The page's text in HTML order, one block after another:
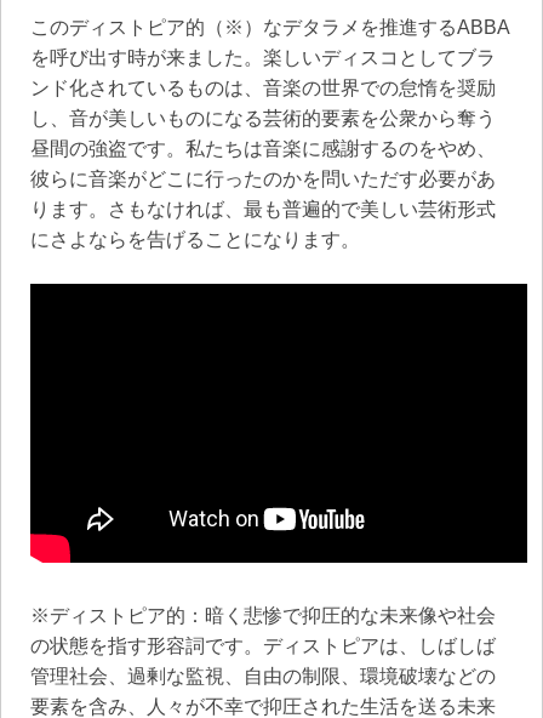
このディストピア的（※）なデタラメを推進するABBA
を呼び出す時が来ました。楽しいディスコとしてブラ
ンド化されているものは、音楽の世界での怠惰を奨励
し、音が美しいものになる芸術的要素を公衆から奪う
昼間の強盗です。私たちは音楽に感謝するのをやめ、
彼らに音楽がどこに行ったのかを問いただす必要があ
ります。さもなければ、最も普遍的で美しい芸術形式
にさよならを告げることになります。
※ディストピア的：暗く悲惨で抑圧的な未来像や社会
の状態を指す形容詞です。ディストピアは、しばしば
管理社会、過剰な監視、自由の制限、環境破壊などの
要素を含み、人々が不幸で抑圧された生活を送る未来